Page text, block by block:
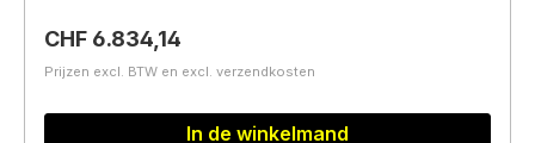
Normale prijs:
CHF 6.834,14
Prijzen excl. BTW en excl. verzendkosten
In de winkelmand